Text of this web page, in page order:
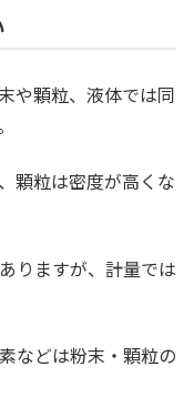
や顆粒、液体では同
顆粒は密度が高くな
りますが、計量では
などは粉末・顆粒の